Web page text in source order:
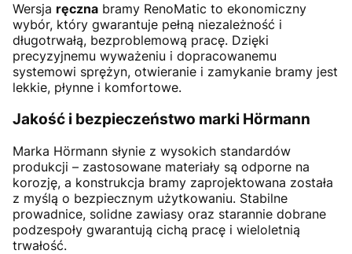
Wersja ręczna bramy RenoMatic to ekonomiczny
wybór, który gwarantuje pełną niezależność i
długotrwałą, bezproblemową pracę. Dzięki
precyzyjnemu wyważeniu i dopracowanemu
systemowi sprężyn, otwieranie i zamykanie bramy jest
lekkie, płynne i komfortowe.
Jakość i bezpieczeństwo marki Hörmann
Marka Hörmann słynie z wysokich standardów
produkcji – zastosowane materiały są odporne na
korozję, a konstrukcja bramy zaprojektowana została
z myślą o bezpiecznym użytkowaniu. Stabilne
prowadnice, solidne zawiasy oraz starannie dobrane
podzespoły gwarantują cichą pracę i wieloletnią
trwałość.